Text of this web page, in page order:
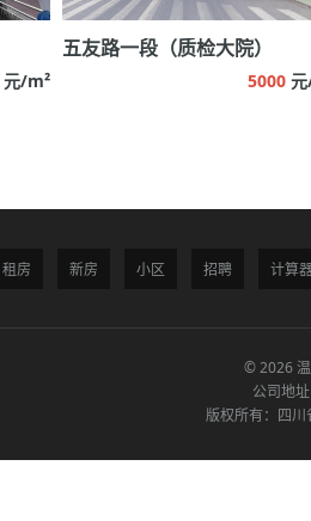
元/m²
五友路一段（质检大院）
5000
租房 新房 小区 招聘 计算
© 2026
公司地
版权所有：四